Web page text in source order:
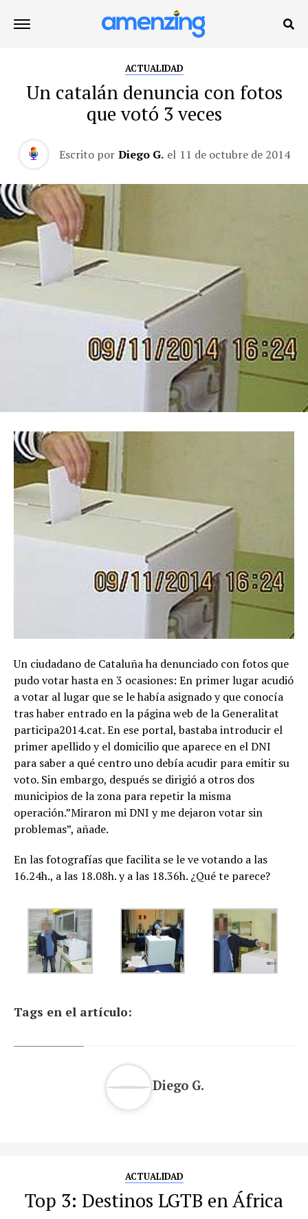
ACTUALIDAD
Un catalán denuncia con fotos
que votó 3 veces
Escrito por Diego G. el 11 de octubre de 2014
Un ciudadano de Cataluña ha denunciado con fotos que
pudo votar hasta en 3 ocasiones: En primer lugar acudió
a votar al lugar que se le había asignado y que conocía
tras haber entrado en la página web de la Generalitat
participa2014.cat. En ese portal, bastaba introducir el
primer apellido y el domicilio que aparece en el DNI
para saber a qué centro uno debía acudir para emitir su
voto. Sin embargo, después se dirigió a otros dos
municipios de la zona para repetir la misma
operación.”Miraron mi DNI y me dejaron votar sin
problemas”, añade.
En las fotografías que facilita se le ve votando a las
16.24h., a las 18.08h. y a las 18.36h. ¿Qué te parece?
Tags en el artículo:
Diego G.
ACTUALIDAD
Top 3: Destinos LGTB en África